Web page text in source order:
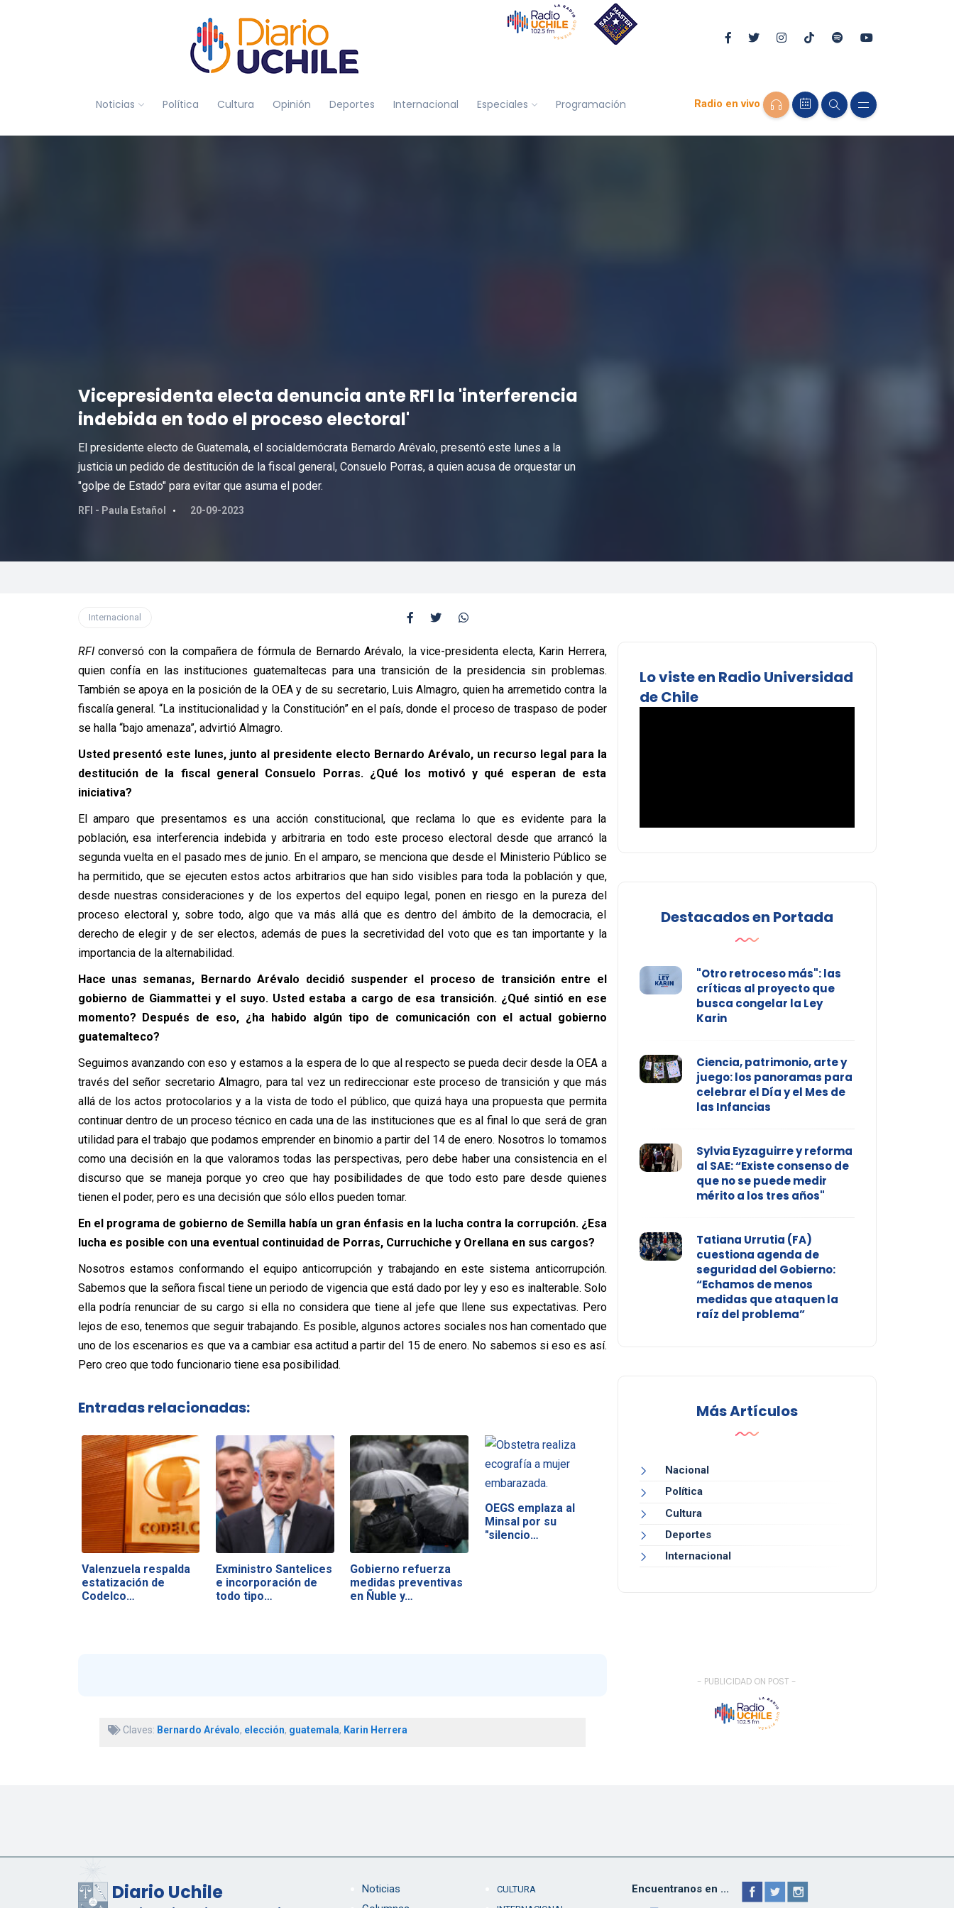
Noticias Política Cultura Opinión Deportes Internacional Especiales Programación Radio en vivo
Vicepresidenta electa denuncia ante RFI la 'interferencia
indebida en todo el proceso electoral'
El presidente electo de Guatemala, el socialdemócrata Bernardo Arévalo, presentó este lunes a la
justicia un pedido de destitución de la fiscal general, Consuelo Porras, a quien acusa de orquestar un
"golpe de Estado" para evitar que asuma el poder.
RFI - Paula Estañol 20-09-2023
Internacional
RFIconversó con la compañera de fórmula de Bernardo Arévalo, la vice-presidenta electa, Karin Herrera,
quien confía en las instituciones guatemaltecas para una transición de la presidencia sin problemas.
También se apoya en la posición de la OEA y de su secretario, Luis Almagro, quien ha arremetido contra la
fiscalía general. “La institucionalidad y la Constitución” en el país, donde el proceso de traspaso de poder
se halla “bajo amenaza”, advirtió Almagro.
Usted presentó este lunes, junto al presidente electo Bernardo Arévalo, un recurso legal para la
destitución de la fiscal general Consuelo Porras. ¿Qué los motivó y qué esperan de esta
iniciativa?
El amparo que presentamos es una acción constitucional, que reclama lo que es evidente para la
población, esa interferencia indebida y arbitraria en todo este proceso electoral desde que arrancó la
segunda vuelta en el pasado mes de junio. En el amparo, se menciona que desde el Ministerio Público se
ha permitido, que se ejecuten estos actos arbitrarios que han sido visibles para toda la población y que,
desde nuestras consideraciones y de los expertos del equipo legal, ponen en riesgo en la pureza del
proceso electoral y, sobre todo, algo que va más allá que es dentro del ámbito de la democracia, el
derecho de elegir y de ser electos, además de pues la secretividad del voto que es tan importante y la
importancia de la alternabilidad.
Hace unas semanas, Bernardo Arévalo decidió suspender el proceso de transición entre el
gobierno de Giammattei y el suyo. Usted estaba a cargo de esa transición. ¿Qué sintió en ese
momento? Después de eso, ¿ha habido algún tipo de comunicación con el actual gobierno
guatemalteco?
Seguimos avanzando con eso y estamos a la espera de lo que al respecto se pueda decir desde la OEA a
través del señor secretario Almagro, para tal vez un redireccionar este proceso de transición y que más
allá de los actos protocolarios y a la vista de todo el público, que quizá haya una propuesta que permita
continuar dentro de un proceso técnico en cada una de las instituciones que es al final lo que será de gran
utilidad para el trabajo que podamos emprender en binomio a partir del 14 de enero. Nosotros lo tomamos
como una decisión en la que valoramos todas las perspectivas, pero debe haber una consistencia en el
discurso que se maneja porque yo creo que hay posibilidades de que todo esto pare desde quienes
tienen el poder, pero es una decisión que sólo ellos pueden tomar.
En el programa de gobierno de Semilla había un gran énfasis en la lucha contra la corrupción. ¿Esa
lucha es posible con una eventual continuidad de Porras, Curruchiche y Orellana en sus cargos?
Nosotros estamos conformando el equipo anticorrupción y trabajando en este sistema anticorrupción.
Sabemos que la señora fiscal tiene un periodo de vigencia que está dado por ley y eso es inalterable. Solo
ella podría renunciar de su cargo si ella no considera que tiene al jefe que llene sus expectativas. Pero
lejos de eso, tenemos que seguir trabajando. Es posible, algunos actores sociales nos han comentado que
uno de los escenarios es que va a cambiar esa actitud a partir del 15 de enero. No sabemos si eso es así.
Pero creo que todo funcionario tiene esa posibilidad.
Entradas relacionadas:
Valenzuela respalda
estatización de
Codelco…
Exministro Santelices
e incorporación de
todo tipo…
Gobierno refuerza
medidas preventivas
en Ñuble y…
OEGS emplaza al
Minsal por su
"silencio
Claves: Bernardo Arévalo, elección, guatemala, Karin Herrera
Lo viste en Radio Universidad
de Chile
Destacados en Portada
"Otro retroceso más": las
críticas al proyecto que
busca congelar la Ley
Karin
Ciencia, patrimonio, arte y
juego: los panoramas para
celebrar el Día y el Mes de
las Infancias
Sylvia Eyzaguirre y reforma
al SAE: “Existe consenso de
que no se puede medir
mérito a los tres años"
Tatiana Urrutia (FA)
cuestiona agenda de
seguridad del Gobierno:
“Echamos de menos
medidas que ataquen la
raíz del problema”
Más Artículos
Nacional
Política
Cultura
Deportes
Internacional
- PUBLICIDAD ON POST -
Diario Uchile
Noticias
CULTURA
Encuentranos en ...